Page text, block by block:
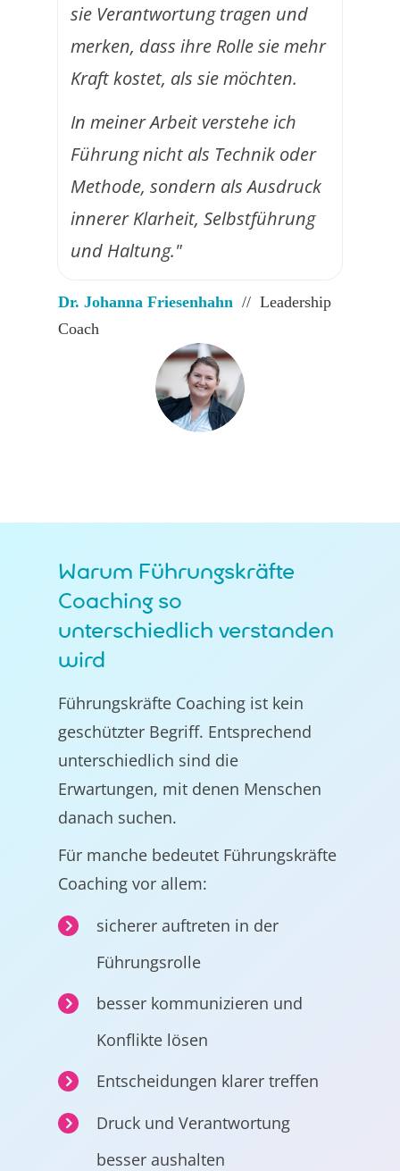
sie Verantwortung tragen und
merken, dass ihre Rolle sie mehr
Kraft kostet, als sie möchten.
In meiner Arbeit verstehe ich
Führung nicht als Technik oder
Methode, sondern als Ausdruck
innerer Klarheit, Selbstführung
und Haltung."
Dr. Johanna Friesenhahn // Leadership
Coach
Warum Führungskräfte
Coaching so
unterschiedlich verstanden
wird
Führungskräfte Coaching ist kein
geschützter Begriff. Entsprechend
unterschiedlich sind die
Erwartungen, mit denen Menschen
danach suchen.
Für manche bedeutet Führungskräfte
Coaching vor allem:
sicherer auftreten in der
Führungsrolle
besser kommunizieren und
Konflikte lösen
Entscheidungen klarer treffen
Druck und Verantwortung
besser aushalten